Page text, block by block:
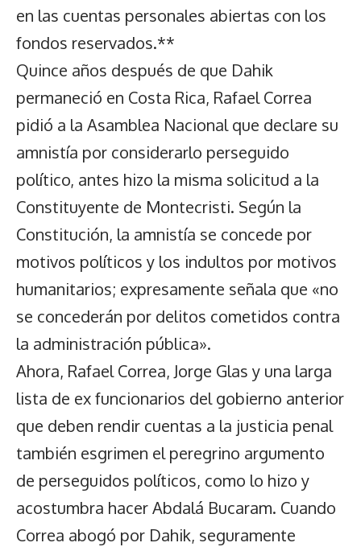
en las cuentas personales abiertas con los
fondos reservados.**
Quince años después de que Dahik
permaneció en Costa Rica, Rafael Correa
pidió a la Asamblea Nacional que declare su
amnistía por considerarlo perseguido
político, antes hizo la misma solicitud a la
Constituyente de Montecristi. Según la
Constitución, la amnistía se concede por
motivos políticos y los indultos por motivos
humanitarios; expresamente señala que «no
se concederán por delitos cometidos contra
la administración pública».
Ahora, Rafael Correa, Jorge Glas y una larga
lista de ex funcionarios del gobierno anterior
que deben rendir cuentas a la justicia penal
también esgrimen el peregrino argumento
de perseguidos políticos, como lo hizo y
acostumbra hacer Abdalá Bucaram. Cuando
Correa abogó por Dahik, seguramente